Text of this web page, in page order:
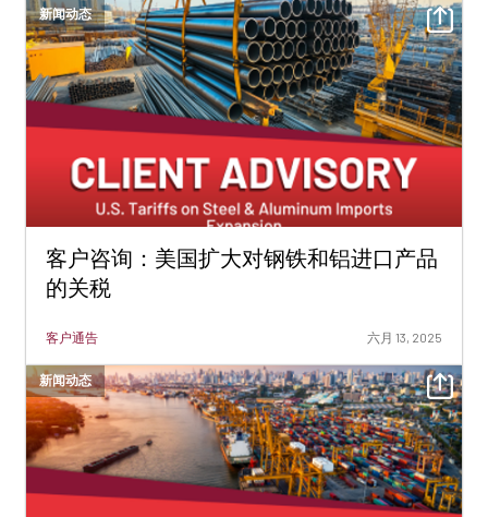
新闻动态
客户咨询：美国扩大对钢铁和铝进口产品
的关税
客户通告 六月 13, 2025
新闻动态